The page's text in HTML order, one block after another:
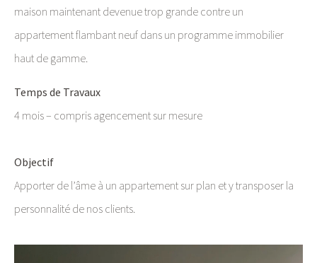
maison maintenant devenue trop grande contre un
appartement flambant neuf dans un programme immobilier
haut de gamme.
Temps de Travaux
4 mois – compris agencement sur mesure
Objectif
Apporter de l’âme à un appartement sur plan et y transposer la
personnalité de nos clients.